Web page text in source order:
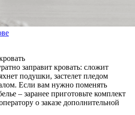
заправит кровать: сложит
подушки, застелет пледом
Если вам нужно поменять
– заранее приготовьте комплект
о заказе дополнительной